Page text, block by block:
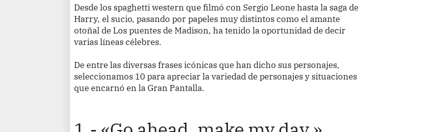
Desde los spaghetti western que filmó con Sergio Leone hasta la saga de
Harry, el sucio, pasando por papeles muy distintos como el amante
otoñal de Los puentes de Madison, ha tenido la oportunidad de decir
varias líneas célebres.
De entre las diversas frases icónicas que han dicho sus personajes,
seleccionamos 10 para apreciar la variedad de personajes y situaciones
que encarnó en la Gran Pantalla.